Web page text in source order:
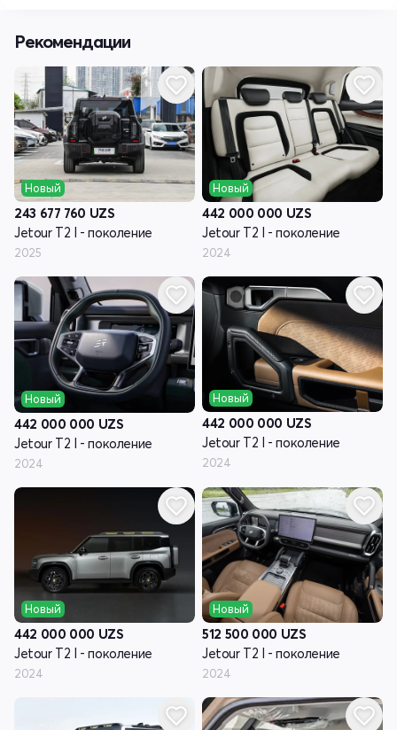
Рекомендации
Новый
243 677 760 UZS
Jetour T2 I - поколение
2025
Новый
442 000 000 UZS
Jetour T2 I - поколение
2024
Новый
442 000 000 UZS
Jetour T2 I - поколение
2024
Новый
442 000 000 UZS
Jetour T2 I - поколение
2024
Новый
442 000 000 UZS
Jetour T2 I - поколение
2024
Новый
512 500 000 UZS
Jetour T2 I - поколение
2024